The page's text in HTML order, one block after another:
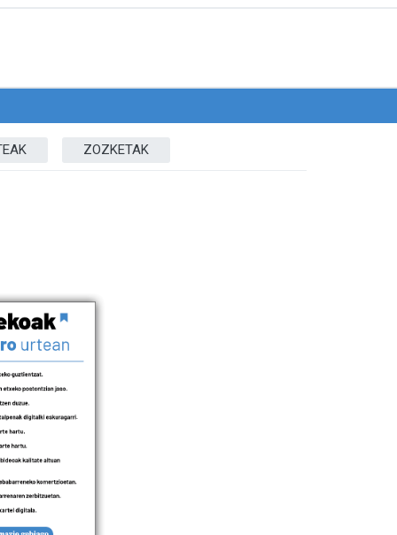
ZOZKETAK